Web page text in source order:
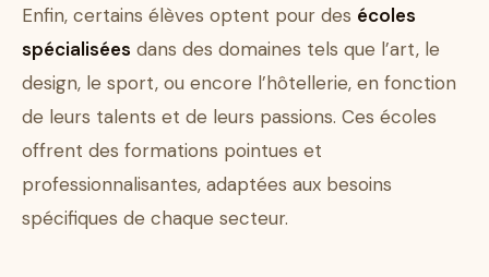
Enfin, certains élèves optent pour des écoles
spécialisées dans des domaines tels que l’art, le
design, le sport, ou encore l’hôtellerie, en fonction
de leurs talents et de leurs passions. Ces écoles
offrent des formations pointues et
professionnalisantes, adaptées aux besoins
spécifiques de chaque secteur.